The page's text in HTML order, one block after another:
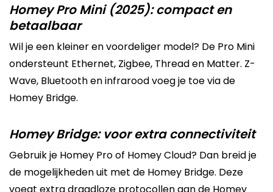
Homey Pro Mini (2025): compact en
betaalbaar
Wil je een kleiner en voordeliger model? De Pro Mini
ondersteunt Ethernet, Zigbee, Thread en Matter. Z-
Wave, Bluetooth en infrarood voeg je toe via de
Homey Bridge.
Homey Bridge: voor extra connectiviteit
Gebruik je Homey Pro of Homey Cloud? Dan breid je
de mogelijkheden uit met de Homey Bridge. Deze
voegt extra draadloze protocollen aan de Homey